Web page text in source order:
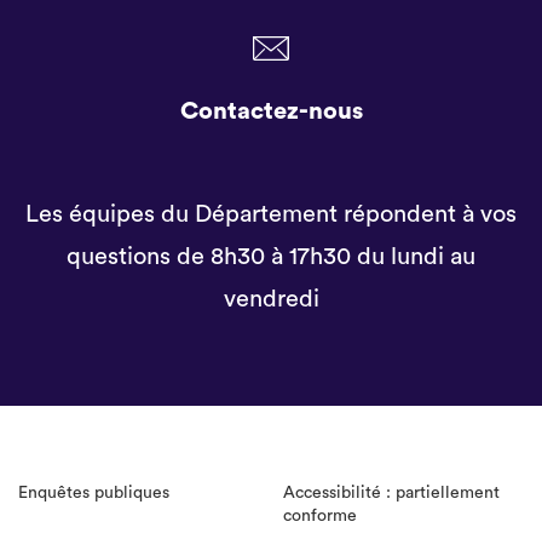
Contactez-nous
Les équipes du Département répondent à vos
questions de 8h30 à 17h30 du lundi au
vendredi
Enquêtes publiques
Accessibilité : partiellement
conforme